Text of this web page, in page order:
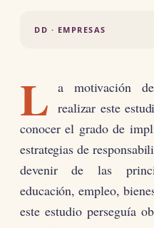
DD · EMPRESAS
L a motivación
realizar este
conocer el grado de
estrategias de
devenir de las
educación, empleo,
este estudio perseguía